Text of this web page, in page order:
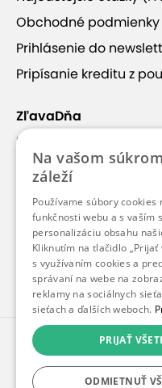
Obchodné podmienky
Prihlásenie do
Pripísanie kreditu z
ZľavaDňa
Náš príbeh
Kontakt
Kariéra
Blog
Pre médiá
Pre partnerov
© 2010 – 2026inspirago
vyhradené.
Na vašom
záleží
Používame súbory cookies
funkčnosti webu a s vaším
personalizáciu obsahu
Kliknutím na tlačidlo „Prijať
s využívaním cookies a
správaní na webe na
reklamy na sociálnych
sieťach a ďalších weboch.
PRIJAŤ
ODMIETNUŤ